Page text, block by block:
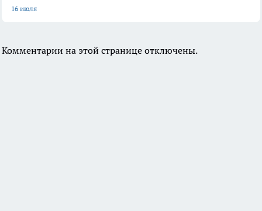
16 июля
Комментарии на этой странице отключены.